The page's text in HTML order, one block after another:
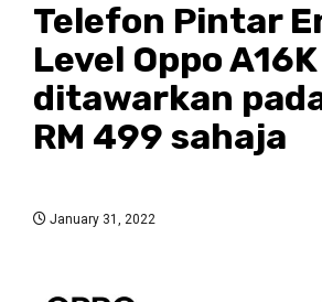
Telefon Pintar
Level Oppo
ditawarkan
RM 499 sahaja
January 31, 2022